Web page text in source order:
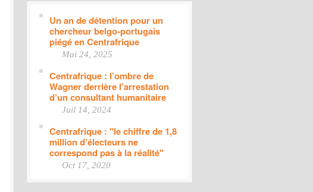
Un an de détention pour un
chercheur belgo-portugais
piégé en Centrafrique
Mai 24, 2025
Centrafrique : l’ombre de
Wagner derrière l’arrestation
d’un consultant humanitaire
Juil 14, 2024
Centrafrique : "le chiffre de 1,8
million d’électeurs ne
correspond pas à la réalité"
Oct 17, 2020